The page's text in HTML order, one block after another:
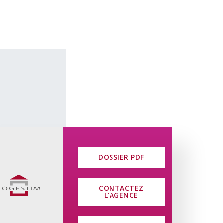
complet des
l’immeuble.
soit via la commune, soit dans les
DOSSIER PDF
CONTACTEZ
L'AGENCE